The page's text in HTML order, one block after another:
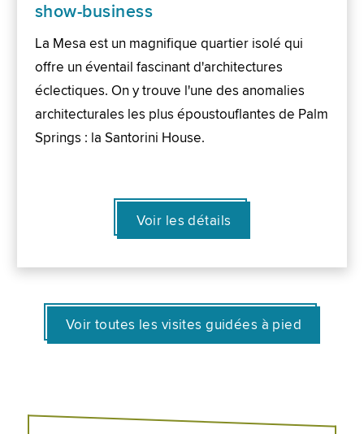
show-business
La Mesa est un magnifique quartier isolé qui
offre un éventail fascinant d'architectures
éclectiques. On y trouve l'une des anomalies
architecturales les plus époustouflantes de Palm
Springs : la Santorini House.
Voir les détails
Voir toutes les visites guidées à pied